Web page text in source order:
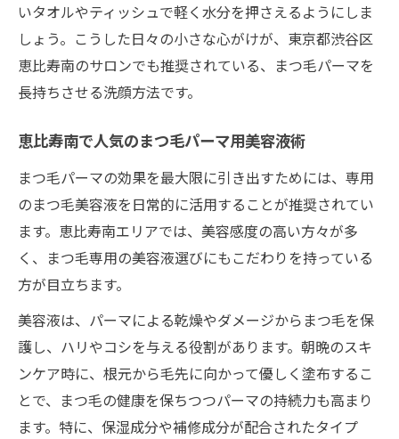
いタオルやティッシュで軽く水分を押さえるようにしま
しょう。こうした日々の小さな心がけが、東京都渋谷区
恵比寿南のサロンでも推奨されている、まつ毛パーマを
長持ちさせる洗顔方法です。
恵比寿南で人気のまつ毛パーマ用美容液術
まつ毛パーマの効果を最大限に引き出すためには、専用
のまつ毛美容液を日常的に活用することが推奨されてい
ます。恵比寿南エリアでは、美容感度の高い方々が多
く、まつ毛専用の美容液選びにもこだわりを持っている
方が目立ちます。
美容液は、パーマによる乾燥やダメージからまつ毛を保
護し、ハリやコシを与える役割があります。朝晩のスキ
ンケア時に、根元から毛先に向かって優しく塗布するこ
とで、まつ毛の健康を保ちつつパーマの持続力も高まり
ます。特に、保湿成分や補修成分が配合されたタイプ